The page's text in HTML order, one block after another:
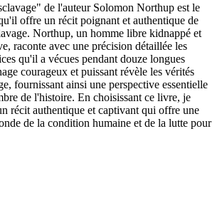
de l'auteur Solomon Northup est le
offre un récit poignant et authentique de
Northup, un homme libre kidnappé et
raconte avec une précision détaillée les
qu'il a vécues pendant douze longues
courageux et puissant révèle les vérités
fournissant ainsi une perspective essentielle
de l'histoire. En choisissant ce livre, je
récit authentique et captivant qui offre une
de la condition humaine et de la lutte pour